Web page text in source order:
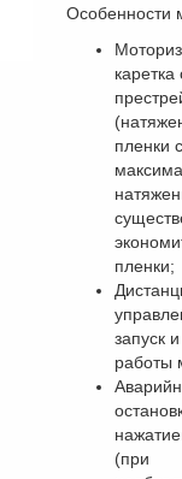
Особенности
каретка
пленки с
пленки;
запуск
работы
(при